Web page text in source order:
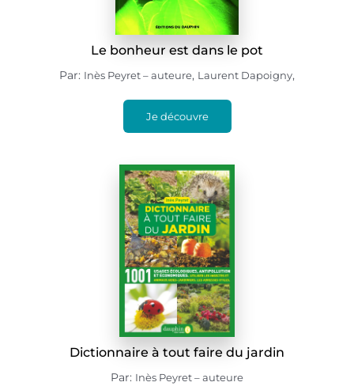
Le bonheur est dans le pot
Par: Inès Peyret – auteure, Laurent Dapoigny,
Je découvre
Dictionnaire à tout faire du jardin
Par: Inès Peyret – auteure